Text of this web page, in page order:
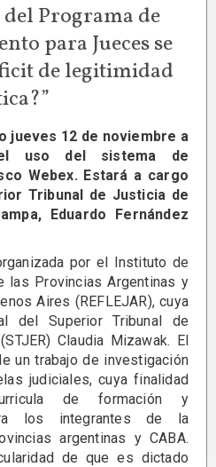
Programa de
para Jueces se
de legitimidad
jueves 12 de noviembre a
uso del sistema de
Webex. Estará a cargo
Tribunal de Justicia de
Eduardo Fernández
por el Instituto de
las Provincias Argentinas y
Aires (REFLEJAR), cuya
del Superior Tribunal de
Claudia Mizawak. El
un trabajo de investigación
judiciales, cuya finalidad
de formación y
los integrantes de la
argentinas y CABA.
de que es dictado